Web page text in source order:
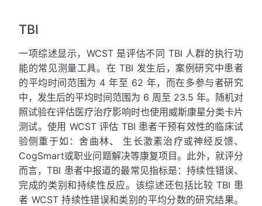
TBI
一项综述显示，WCST 是评估不同 TBI 人群的执行功
能的常见测量工具。在 TBI 发生后，案例研究中患者
的平均时间范围为 4 年至 62 年，而在多参与者研究
中，发生后的平均时间范围为 6 周至 23.5 年。随机对
照试验在评估医疗治疗影响时也使用威斯康星分类卡片
测试。使用 WCST 评估 TBI 患者干预有效性的临床试
验侧重于如：舍曲林、 生长激素治疗或神经反馈、
CogSmart或职业问题解决等康复项目。此外，就评分
而言，TBI 患者中报道的最常见指标是：持续性错误、
完成的类别和持续性反应。该综述还包括比较 TBI 患
者 WCST 持续性错误和类别的平均分数的研究结果。